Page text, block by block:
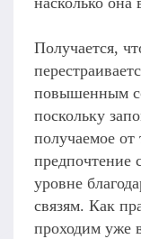
Получается,
повышенным
поскольку
получаемое
предпочтение
уровне
связям. Как
проходим уже